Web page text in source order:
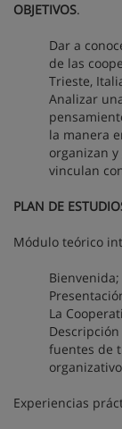
OBJETIVOS.
Dar a
de las
Trieste,
Analizar
la manera
organizan
vinculan
PLAN DE
Módulo teórico
Bienvenida;
La
fuentes de
Experiencias